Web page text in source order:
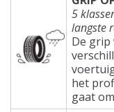
5
langste
De grip
het
gaat